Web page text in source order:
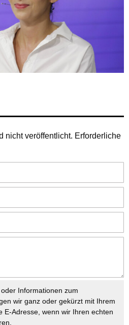
nicht veröffentlicht. Erforderliche
Informationen zum
wir ganz oder gekürzt mit Ihrem
E-Adresse, wenn wir Ihren echten